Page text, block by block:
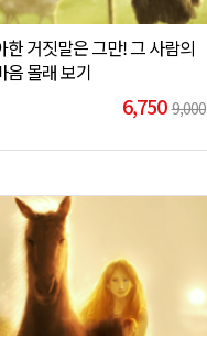
한 거짓말은 그만! 그 사람의
음 몰래 보기
6,750 9,000